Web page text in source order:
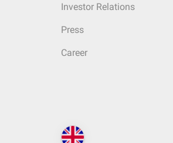
Investor Relations
Press
Career